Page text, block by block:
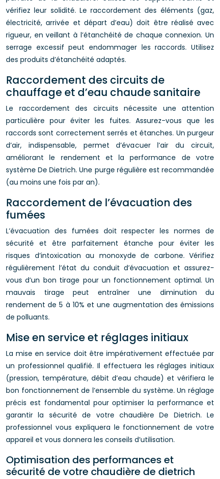
vérifiez leur solidité. Le raccordement des éléments (gaz,
électricité, arrivée et départ d’eau) doit être réalisé avec
rigueur, en veillant à l’étanchéité de chaque connexion. Un
serrage excessif peut endommager les raccords. Utilisez
des produits d’étanchéité adaptés.
Raccordement des circuits de
chauffage et d’eau chaude sanitaire
Le raccordement des circuits nécessite une attention
particulière pour éviter les fuites. Assurez-vous que les
raccords sont correctement serrés et étanches. Un purgeur
d’air, indispensable, permet d’évacuer l’air du circuit,
améliorant le rendement et la performance de votre
système De Dietrich. Une purge régulière est recommandée
(au moins une fois par an).
Raccordement de l’évacuation des
fumées
L’évacuation des fumées doit respecter les normes de
sécurité et être parfaitement étanche pour éviter les
risques d’intoxication au monoxyde de carbone. Vérifiez
régulièrement l’état du conduit d’évacuation et assurez-
vous d’un bon tirage pour un fonctionnement optimal. Un
mauvais tirage peut entraîner une diminution du
rendement de 5 à 10% et une augmentation des émissions
de polluants.
Mise en service et réglages initiaux
La mise en service doit être impérativement effectuée par
un professionnel qualifié. Il effectuera les réglages initiaux
(pression, température, débit d’eau chaude) et vérifiera le
bon fonctionnement de l’ensemble du système. Un réglage
précis est fondamental pour optimiser la performance et
garantir la sécurité de votre chaudière De Dietrich. Le
professionnel vous expliquera le fonctionnement de votre
appareil et vous donnera les conseils d’utilisation.
Optimisation des performances et
sécurité de votre chaudière de dietrich